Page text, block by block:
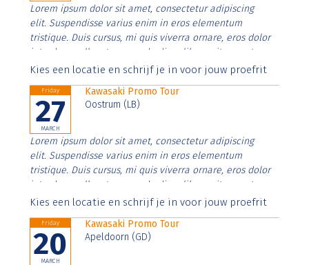
Lorem ipsum dolor sit amet, consectetur adipiscing
elit. Suspendisse varius enim in eros elementum
tristique. Duis cursus, mi quis viverra ornare, eros dolor
interdum nulla, ut commodo diam libero vitae erat.
Aenean faucibus nibh et justo cursus id rutrum lorem
Kies een locatie en schrijf je in voor jouw proefrit
Friday
27
MARCH
Kawasaki Promo Tour
Oostrum (LB)
Lorem ipsum dolor sit amet, consectetur adipiscing
elit. Suspendisse varius enim in eros elementum
tristique. Duis cursus, mi quis viverra ornare, eros dolor
interdum nulla, ut commodo diam libero vitae erat.
Aenean faucibus nibh et justo cursus id rutrum lorem
Kies een locatie en schrijf je in voor jouw proefrit
Friday
20
MARCH
Kawasaki Promo Tour
Apeldoorn (GD)